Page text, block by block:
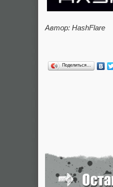
Автор: HashFlare
Поделиться…